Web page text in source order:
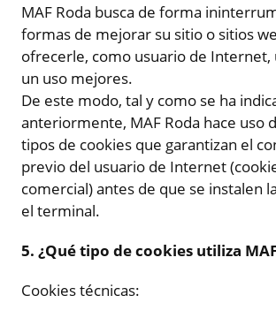
MAF Roda busca de forma
formas de mejorar su sitio o sitios
ofrecerle, como usuario de Internet,
un uso mejores.
De este modo, tal y como se ha
anteriormente, MAF Roda hace uso
tipos de cookies que garantizan el
previo del usuario de Internet
comercial) antes de que se instalen
el terminal.
5. ¿Qué tipo de cookies utiliza
Cookies técnicas: